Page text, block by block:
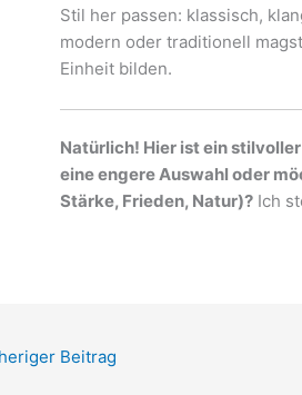
Stil her passen: klassisch,
modern oder traditionell
Einheit bilden.
Natürlich! Hier ist ein
eine engere Auswahl oder
Stärke, Frieden, Natur)? Ich
Beitrag